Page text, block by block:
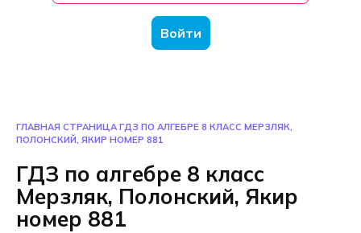
Войти
ГЛАВНАЯ СТРАНИЦА ГДЗ ПО АЛГЕБРЕ 8 КЛАСС МЕРЗЛЯК,
ПОЛОНСКИЙ, ЯКИР НОМЕР 881
ГДЗ по алгебре 8 класс
Мерзляк, Полонский, Якир
номер 881